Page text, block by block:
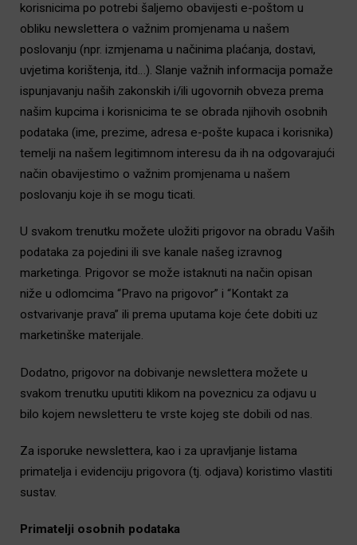
korisnicima po potrebi šaljemo obavijesti e-poštom u
obliku newslettera o važnim promjenama u našem
poslovanju (npr. izmjenama u načinima plaćanja, dostavi,
uvjetima korištenja, itd…). Slanje važnih informacija pomaže
ispunjavanju naših zakonskih i/ili ugovornih obveza prema
našim kupcima i korisnicima te se obrada njihovih osobnih
podataka (ime, prezime, adresa e-pošte kupaca i korisnika)
temelji na našem legitimnom interesu da ih na odgovarajući
način obavijestimo o važnim promjenama u našem
poslovanju koje ih se mogu ticati.
U svakom trenutku možete uložiti prigovor na obradu Vaših
podataka za pojedini ili sve kanale našeg izravnog
marketinga. Prigovor se može istaknuti na način opisan
niže u odlomcima “Pravo na prigovor” i “Kontakt za
ostvarivanje prava” ili prema uputama koje ćete dobiti uz
marketinške materijale.
Dodatno, prigovor na dobivanje newslettera možete u
svakom trenutku uputiti klikom na poveznicu za odjavu u
bilo kojem newsletteru te vrste kojeg ste dobili od nas.
Za isporuke newslettera, kao i za upravljanje listama
primatelja i evidenciju prigovora (tj. odjava) koristimo vlastiti
sustav.
Primatelji osobnih podataka